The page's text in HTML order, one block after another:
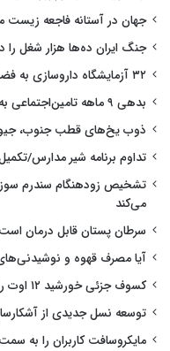
جهان در آستانه فاجعه
جنگ ایران ده‌ها هزار شغل را
۳۲ آزمایشگاه داروسازی به فضا می‌روند
بدهی ۹ ماهه تامین‌اجتماعی به مراکز دیالیز
ذوب یخ‌های قطب جنوب،
تداوم برنامه شیر مدارس/تکمیل
تشخیص زودهنگام سندرم
می‌کند
سرطان پستان قابل درمان
آیا مصرف قهوه و
کسوف جزئی خورشید ۱۲ اوت رخ می‌دهد
توسعه نسل جدیدی از
مایکروسافت کاربران را